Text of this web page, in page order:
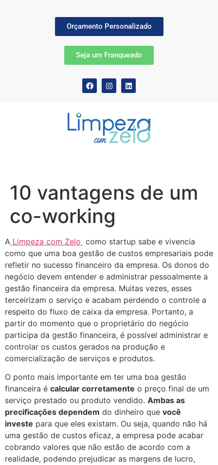
Orçamento Personalizado
Seja um Franqueado
10 vantagens de um
co-working
A Limpeza com Zelo como startup sabe e vivencia
como que uma boa gestão de custos empresariais pode
refletir no sucesso financeiro da empresa. Os donos do
negócio devem entender e administrar pessoalmente a
gestão financeira da empresa. Muitas vezes, esses
terceirizam o serviço e acabam perdendo o controle a
respeito do fluxo de caixa da empresa. Portanto, a
partir do momento que o proprietário do negócio
participa da gestão financeira, é possível administrar e
controlar os custos gerados na produção e
comercialização de serviços e produtos.
O ponto mais importante em ter uma boa gestão
financeira é calcular corretamente o preço final de um
serviço prestado ou produto vendido. Ambas as
precificações dependem do dinheiro que você
investe para que eles existam. Ou seja, quando não há
uma gestão de custos eficaz, a empresa pode acabar
cobrando valores que não estão de acordo com a
realidade, podendo prejudicar as margens de lucro,